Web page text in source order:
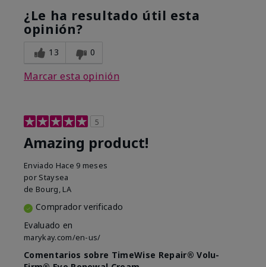
¿Le ha resultado útil esta
opinión?
13 0
Marcar esta opinión
5
Amazing product!
Enviado Hace 9 meses
por Staysea
de Bourg, LA
Comprador verificado
Evaluado en
marykay.com/en-us/
Comentarios sobre TimeWise Repair® Volu-